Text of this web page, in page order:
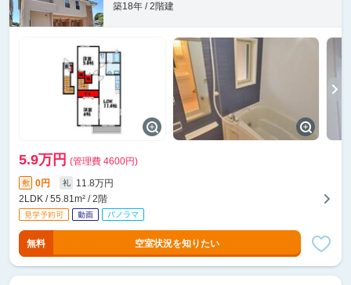
築18年 / 2階建
5.9万円 (管理費 4600円)
敷 0円 礼
11.8万円
2LDK / 55.81m² / 2階
無料 空室状況を知りたい